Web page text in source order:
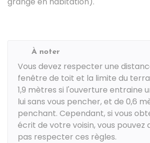
À noter
Vous devez respecter une
fenêtre de toit et la limite du
1,9 mètres si l'ouverture entraine
lui sans vous pencher, et de 0,6
penchant. Cependant, si vous
écrit de votre voisin, vous pouvez
pas respecter ces règles.